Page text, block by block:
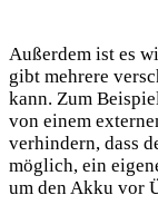
Außerdem ist es
gibt mehrere
⁢kann. Zum⁢
von einem
verhindern, dass​
möglich, ein
um den Akku vor